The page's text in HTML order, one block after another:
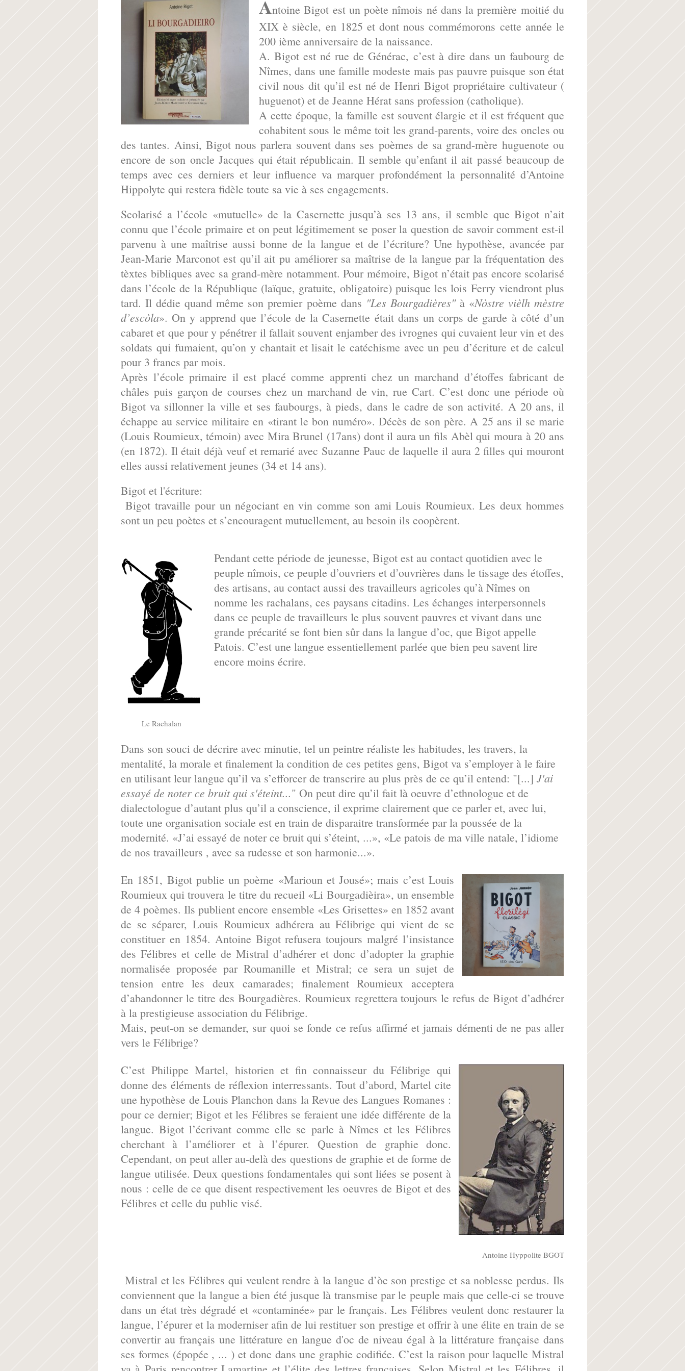
Antoine Bigot est un poète nîmois né dans la première moitié du
XIX è siècle, en 1825 et dont nous commémorons cette année le
200 ième anniversaire de la naissance.
A. Bigot est né rue de Générac, c’est à dire dans un faubourg de
Nîmes, dans une famille modeste mais pas pauvre puisque son état
civil nous dit qu’il est né de Henri Bigot propriétaire cultivateur (
huguenot) et de Jeanne Hérat sans profession (catholique).
A cette époque, la famille est souvent élargie et il est fréquent que
cohabitent sous le même toit les grand-parents, voire des oncles ou
des tantes. Ainsi, Bigot nous parlera souvent dans ses poèmes de sa grand-mère huguenote ou
encore de son oncle Jacques qui était républicain. Il semble qu’enfant il ait passé beaucoup de
temps avec ces derniers et leur influence va marquer profondément la personnalité d’Antoine
Hippolyte qui restera fidèle toute sa vie à ses engagements.
Scolarisé a l’école «mutuelle» de la Casernette jusqu’à ses 13 ans, il semble que Bigot n’ait
connu que l’école primaire et on peut légitimement se poser la question de savoir comment est-il
parvenu à une maîtrise aussi bonne de la langue et de l’écriture? Une hypothèse, avancée par
Jean-Marie Marconot est qu’il ait pu améliorer sa maîtrise de la langue par la fréquentation des
tèxtes bibliques avec sa grand-mère notamment. Pour mémoire, Bigot n’était pas encore scolarisé
dans l’école de la République (laïque, gratuite, obligatoire) puisque les lois Ferry viendront plus
tard. Il dédie quand même son premier poème dans "Les Bourgadières"à «Nòstre vièlh mèstre
d’escòla». On y apprend que l’école de la Casernette était dans un corps de garde à côté d’un
cabaret et que pour y pénétrer il fallait souvent enjamber des ivrognes qui cuvaient leur vin et des
soldats qui fumaient, qu’on y chantait et lisait le catéchisme avec un peu d’écriture et de calcul
pour 3 francs par mois.
Après l’école primaire il est placé comme apprenti chez un marchand d’étoffes fabricant de
châles puis garçon de courses chez un marchand de vin, rue Cart. C’est donc une période où
Bigot va sillonner la ville et ses faubourgs, à pieds, dans le cadre de son activité. A 20 ans, il
échappe au service militaire en «tirant le bon numéro». Décès de son père. A 25 ans il se marie
(Louis Roumieux, témoin) avec Mira Brunel (17ans) dont il aura un fils Abèl qui moura à 20 ans
(en 1872). Il était déjà veuf et remarié avec Suzanne Pauc de laquelle il aura 2 filles qui mouront
elles aussi relativement jeunes (34 et 14 ans).
Bigot et l'écriture:
Bigot travaille pour un négociant en vin comme son ami Louis Roumieux. Les deux hommes
sont un peu poètes et s’encouragent mutuellement, au besoin ils coopèrent.
Pendant cette période de jeunesse, Bigot est au contact quotidien avec le
peuple nîmois, ce peuple d’ouvriers et d’ouvrières dans le tissage des étoffes,
des artisans, au contact aussi des travailleurs agricoles qu’à Nîmes on
nomme les rachalans, ces paysans citadins. Les échanges interpersonnels
dans ce peuple de travailleurs le plus souvent pauvres et vivant dans une
grande précarité se font bien sûr dans la langue d’oc, que Bigot appelle
Patois. C’est une langue essentiellement parlée que bien peu savent lire
encore moins écrire.
Le Rachalan
Dans son souci de décrire avec minutie, tel un peintre réaliste les habitudes, les travers, la
mentalité, la morale et finalement la condition de ces petites gens, Bigot va s’employer à le faire
en utilisant leur langue qu’il va s’efforcer de transcrire au plus près de ce qu’il entend: "[...] J'ai
essayé de noter ce bruit qui s'éteint..." On peut dire qu’il fait là oeuvre d’ethnologue et de
dialectologue d’autant plus qu’il a conscience, il exprime clairement que ce parler et, avec lui,
toute une organisation sociale est en train de disparaitre transformée par la poussée de la
modernité. «J’ai essayé de noter ce bruit qui s’éteint, ...», «Le patois de ma ville natale, l’idiome
de nos travailleurs , avec sa rudesse et son harmonie...».
En 1851, Bigot publie un poème «Marioun et Jousé»; mais c’est Louis
Roumieux qui trouvera le titre du recueil «Li Bourgadièira», un ensemble
de 4 poèmes. Ils publient encore ensemble «Les Grisettes» en 1852 avant
de se séparer, Louis Roumieux adhérera au Félibrige qui vient de se
constituer en 1854. Antoine Bigot refusera toujours malgré l’insistance
des Félibres et celle de Mistral d’adhérer et donc d’adopter la graphie
normalisée proposée par Roumanille et Mistral; ce sera un sujet de
tension entre les deux camarades; finalement Roumieux acceptera
d’abandonner le titre des Bourgadières. Roumieux regrettera toujours le refus de Bigot d’adhérer
à la prestigieuse association du Félibrige.
Mais, peut-on se demander, sur quoi se fonde ce refus affirmé et jamais démenti de ne pas aller
vers le Félibrige?
C’est Philippe Martel, historien et fin connaisseur du Félibrige qui
donne des éléments de réflexion interressants. Tout d’abord, Martel cite
une hypothèse de Louis Planchon dans la Revue des Langues Romanes :
pour ce dernier; Bigot et les Félibres se feraient une idée différente de la
langue. Bigot l’écrivant comme elle se parle à Nîmes et les Félibres
cherchant à l’améliorer et à l’épurer. Question de graphie donc.
Cependant, on peut aller au-delà des questions de graphie et de forme de
langue utilisée. Deux questions fondamentales qui sont liées se posent à
nous : celle de ce que disent respectivement les oeuvres de Bigot et des
Félibres et celle du public visé.
Antoine Hyppolite BGOT
Mistral et les Félibres qui veulent rendre à la langue d’òc son prestige et sa noblesse perdus. Ils
conviennent que la langue a bien été jusque là transmise par le peuple mais que celle-ci se trouve
dans un état très dégradé et «contaminée» par le français. Les Félibres veulent donc restaurer la
langue, l’épurer et la moderniser afin de lui restituer son prestige et offrir à une élite en train de se
convertir au français une littérature en langue d'oc de niveau égal à la littérature française dans
ses formes (épopée , ... ) et donc dans une graphie codifiée. C’est la raison pour laquelle Mistral